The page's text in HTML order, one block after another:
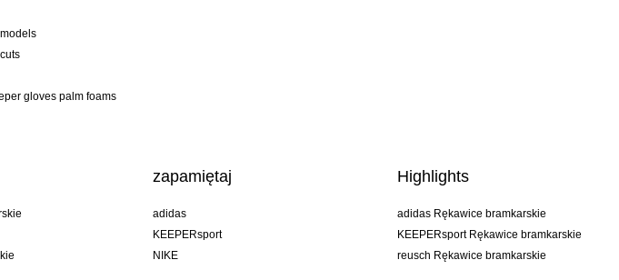
gloves palm foams
zapamiętaj
adidas
KEEPERsport
NIKE
Highlights
adidas Rękawice bramkarskie
KEEPERsport Rękawice bramkarskie
reusch Rękawice bramkarskie